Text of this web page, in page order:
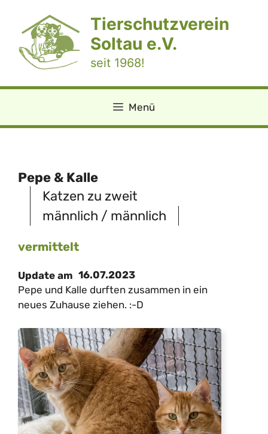
springen
Tierschutzverein
Soltau e.V.
seit 1968!
Menü
Pepe & Kalle
Katzen zu zweit
männlich / männlich
vermittelt
Update am 16.07.2023
Pepe und Kalle durften zusammen in ein
neues Zuhause ziehen. :-D